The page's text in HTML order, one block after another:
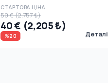
СТАРТОВА ЦІНА
50 € (2,757 ₺)
40 € (2,205 ₺)
%20 Деталі